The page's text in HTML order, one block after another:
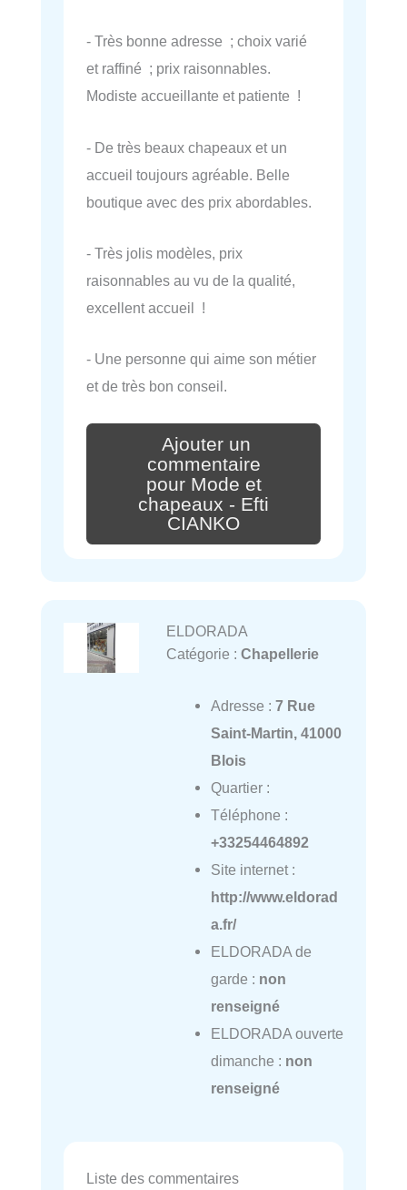
- Très bonne adresse ; choix varié
et raffiné ; prix raisonnables.
Modiste accueillante et patiente !
- De très beaux chapeaux et un
accueil toujours agréable. Belle
boutique avec des prix abordables.
- Très jolis modèles, prix
raisonnables au vu de la qualité,
excellent accueil !
- Une personne qui aime son métier
et de très bon conseil.
Ajouter un
commentaire
pour Mode et
chapeaux - Efti
CIANKO
ELDORADA
Catégorie : Chapellerie
Adresse : 7 Rue
Saint-Martin, 41000
Blois
Quartier :
Téléphone :
+33254464892
Site internet :
http://www.eldorad
a.fr/
ELDORADA de
garde : non
renseigné
ELDORADA ouverte
dimanche : non
renseigné
Liste des commentaires